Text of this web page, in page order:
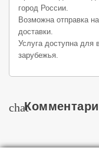
город России.
Возможна отправка
доставки.
Услуга доступна для
зарубежья.
chat